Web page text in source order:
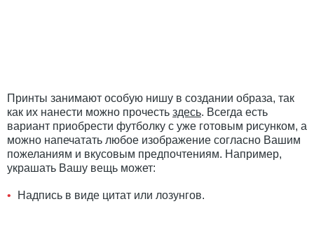
Принты занимают особую нишу в создании образа, так
как их нанести можно прочесть здесь. Всегда есть
вариант приобрести футболку с уже готовым рисунком, а
можно напечатать любое изображение согласно Вашим
пожеланиям и вкусовым предпочтениям. Например,
украшать Вашу вещь может:
Надпись в виде цитат или лозунгов.